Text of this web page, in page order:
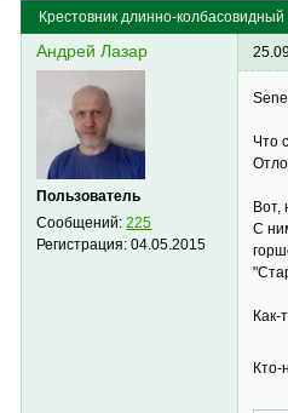
Крестовник длинно-колбасовидный
Андрей Лазар
Пользователь
Сообщений:225
Регистрация:04.05.2015
Что
Вот,
С
Как-
Кто-